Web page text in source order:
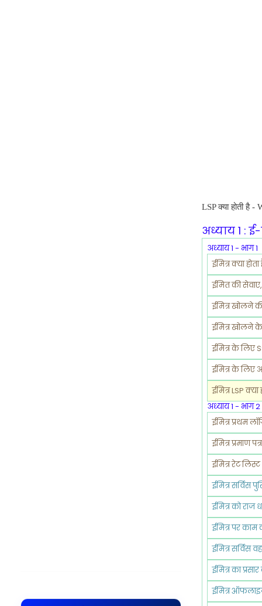
LSP क्या होती है
अध्याय 1 :
अध्याय 1 - भाग 1
ईमित्र क्या
ईमित की
ईमित्र खोलने
ईमित्र खोलने
ईमित्र के लिए
ईमित्र के
ईमित्र LSP
अध्याय 1 - भाग 2
ईमित्र प्रथम
ईमित्र प्रमाण
ईमित्र रेट
ईमित्र सर्विस
ईमित्र को राज
ईमित्र पर
ईमित्र सर्विस
ईमित्र का
ईमित्र